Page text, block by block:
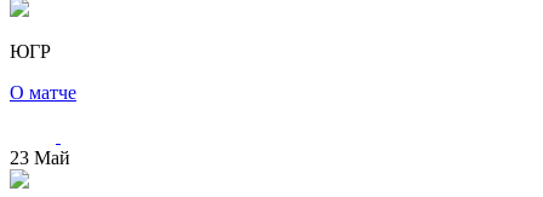
ЮГР
О матче
23 Май